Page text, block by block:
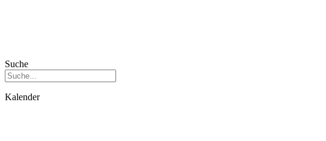
Suche
Kalender